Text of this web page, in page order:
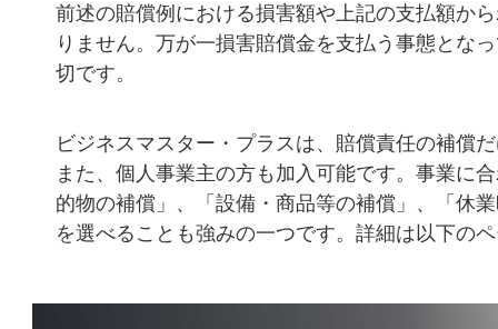
前述の賠償例における損害額や上記の支払額か
りません。万が一損害賠償金を支払う事態とな
切です。
ビジネスマスター・プラスは、賠償責任の補償
また、個人事業主の方も加入可能です。事業に
的物の補償」、「設備・商品等の補償」、「休
を選べることも強みの一つです。詳細は以下の